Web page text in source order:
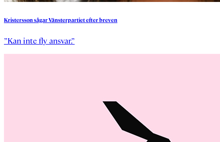
KristerssonsågarVänsterpartietefterbreven
”Kan inte fly ansvar.”